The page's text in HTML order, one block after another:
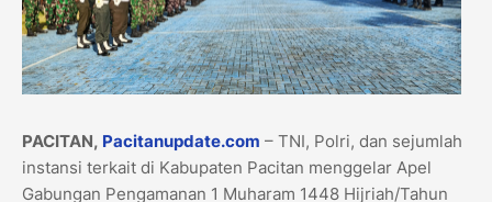
PACITAN, Pacitanupdate.com – TNI, Polri, dan sejumlah
instansi terkait di Kabupaten Pacitan menggelar Apel
Gabungan Pengamanan 1 Muharam 1448 Hijriah/Tahun